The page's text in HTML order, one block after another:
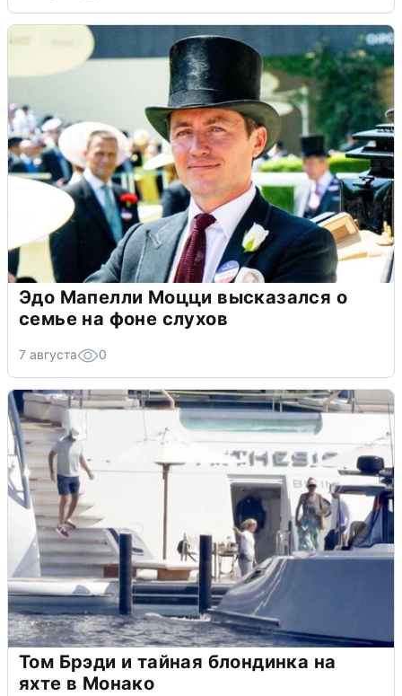
Эдо Мапелли Моцци высказался о
семье на фоне слухов
7 августа 0
Том Брэди и тайная блондинка на
яхте в Монако